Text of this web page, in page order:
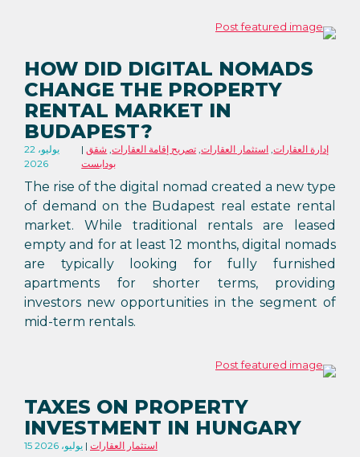
HOW DID DIGITAL NOMADS
CHANGE THE PROPERTY
RENTAL MARKET IN
BUDAPEST?
22 يوليو،
2026
إدارة العقارات, استثمار العقارات, تصريح إقامة العقارات, شقق
بودابست
The rise of the digital nomad created a new type
of demand on the Budapest real estate rental
market. While traditional rentals are leased
empty and for at least 12 months, digital nomads
are typically looking for fully furnished
apartments for shorter terms, providing
investors new opportunities in the segment of
mid-term rentals.
TAXES ON PROPERTY
INVESTMENT IN HUNGARY
15 يوليو، 2026 استثمار العقارات